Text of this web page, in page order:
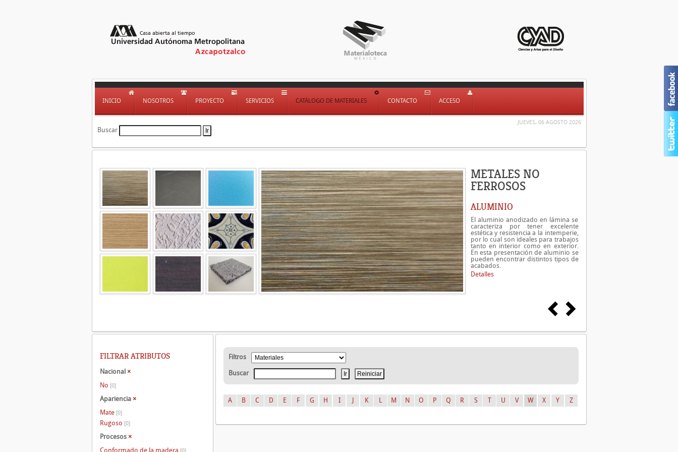
INICIO NOSOTROS PROYECTO SERVICIOS CATÁLOGO DE MATERIALES CONTACTO ACCESO
JUEVES, 06 AGOSTO 2026
Buscar
METALES NO
FERROSOS
ALUMINIO
El aluminio anodizado en lámina se
caracteriza por tener excelente
estética y resistencia a la intemperie,
por lo cual son ideales para trabajos
tanto en interior como en exterior.
En esta presentación de aluminio se
pueden encontrar distintos tipos de
acabados.
Detalles
Filtros
Buscar
A B C D E F G H I K L M N O P Q R S T U V W X Y Z
FILTRAR ATRIBUTOS
Nacional ×
No [0]
Apariencia ×
Mate [0]
Rugoso [0]
Procesos ×
Conformado de la madera [0]